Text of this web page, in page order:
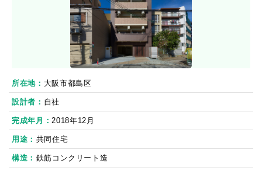
所在地 大阪市都島区
設計者 自社
完成年月 2018年12月
用途 共同住宅
構造 鉄筋コンクリート造